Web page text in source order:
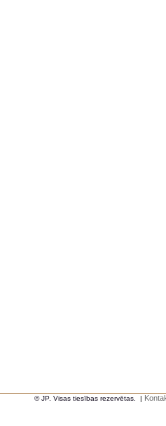
© JP. Visas tiesības rezervētas. |